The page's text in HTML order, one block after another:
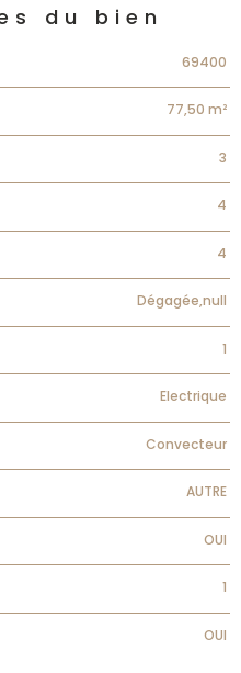
du bien
69400
77,50 m²
3
4
4
Dégagée,null
1
Electrique
Convecteur
AUTRE
OUI
1
OUI